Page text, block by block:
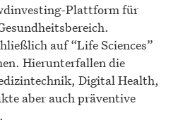
Plattform für
auf “Life Sciences”
Hierunterfallen die
Digital Health,
aber auch präventive